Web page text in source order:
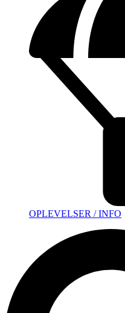
OPLEVELSER / INFO